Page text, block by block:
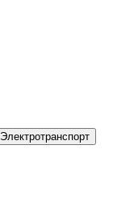
Электротранспорт